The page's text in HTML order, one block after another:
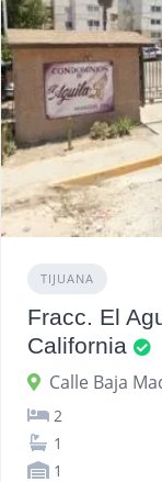
TIJUANA
Fracc. El
California
2
1
1